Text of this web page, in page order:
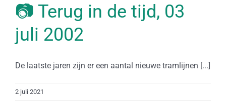
📷 Terug in de tijd, 03
juli 2002
De laatste jaren zijn er een aantal nieuwe tramlijnen [...]
2 juli 2021